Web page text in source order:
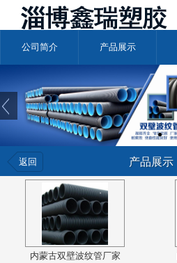
公司简介 产品展示
返回 产品展示
内蒙古双壁波纹管厂家